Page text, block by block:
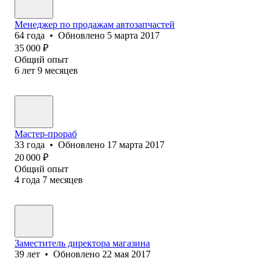
Менеджер по продажам автозапчастей
64 года • Обновлено 5 марта 2017
35 000 ₽
Общий опыт
6 лет 9 месяцев
Мастер-прораб
33 года • Обновлено 17 марта 2017
20 000 ₽
Общий опыт
4 года 7 месяцев
Заместитель директора магазина
39 лет • Обновлено 22 мая 2017